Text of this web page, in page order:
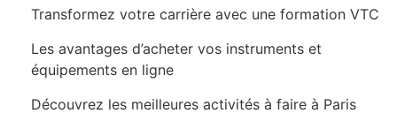
Transformez votre carrière avec une formation VTC
Les avantages d’acheter vos instruments et
équipements en ligne
Découvrez les meilleures activités à faire à Paris